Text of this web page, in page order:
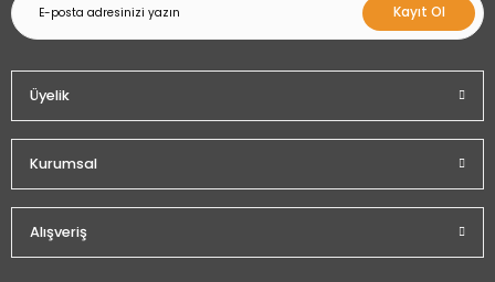
Kayıt Ol
Üyelik
Kurumsal
Alışveriş